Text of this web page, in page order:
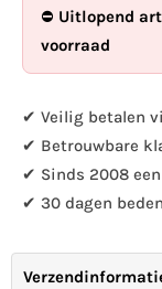
Wulp
⛔ Uitlopend
voorraad
✔ Veilig betalen
✔ Betrouwbare
✔ Sinds 2008
✔ 30 dagen